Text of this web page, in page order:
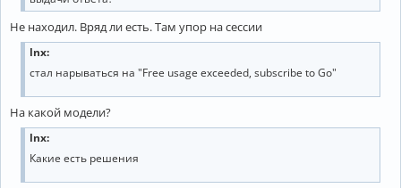
Не находил. Вряд ли есть. Там упор на сессии
lnx:
стал нарываться на "Free usage exceeded, subscribe to Go"
На какой модели?
lnx:
Какие есть решения